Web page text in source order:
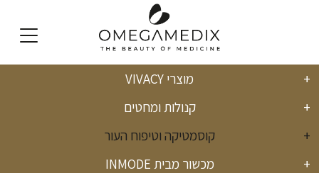
מוצרי VIVACY
קנולות ומחטים
קוסמטיקה וטיפוח העור
מכשור מבית INMODE